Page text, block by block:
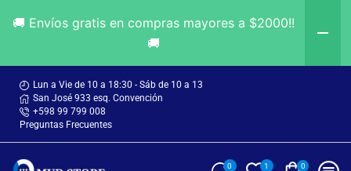
Lun a Vie de 10 a 18:30 - Sáb de 10 a 13
San José 933 esq. Convención
+598 99 799 008
Preguntas Frecuentes
0 1 0
🚚 Envíos gratis en compras mayores a $2000!!
🚚